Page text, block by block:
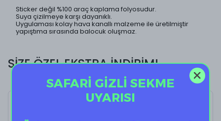
Sticker değil %100 araç kaplama folyosudur.
Suya çizilmeye karşı dayanıklı.
Uygulaması kolay hava kanallı malzeme ile üretilmiştir
yapıştıma sırasında balocuk oluşmaz.
SİZE ÖZEL EKSTRA İNDİRİM!
SAFARİ GİZLİ SEKME
UYARISI